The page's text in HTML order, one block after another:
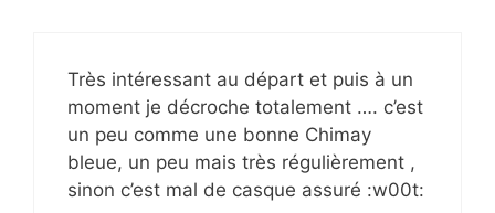
Très intéressant au départ et puis à un
moment je décroche totalement …. c’est
un peu comme une bonne Chimay
bleue, un peu mais très régulièrement ,
sinon c’est mal de casque assuré :w00t: